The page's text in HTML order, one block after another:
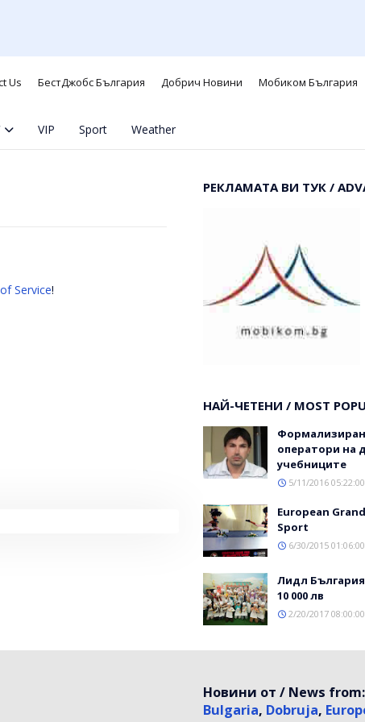
Us БестДжобс България Добрич Новини Мобиком България
VIP Sport Weather
Service!
РЕКЛАМАТА ВИ ТУК /
НАЙ-ЧЕТЕНИ / MOST
оператори на
учебниците
5/11/2016
Еuropean
Sport
6/30/2015
Лидл
10 000 лв
2/20/2017
Новини от / News from:
Bulgaria, Dobruja,